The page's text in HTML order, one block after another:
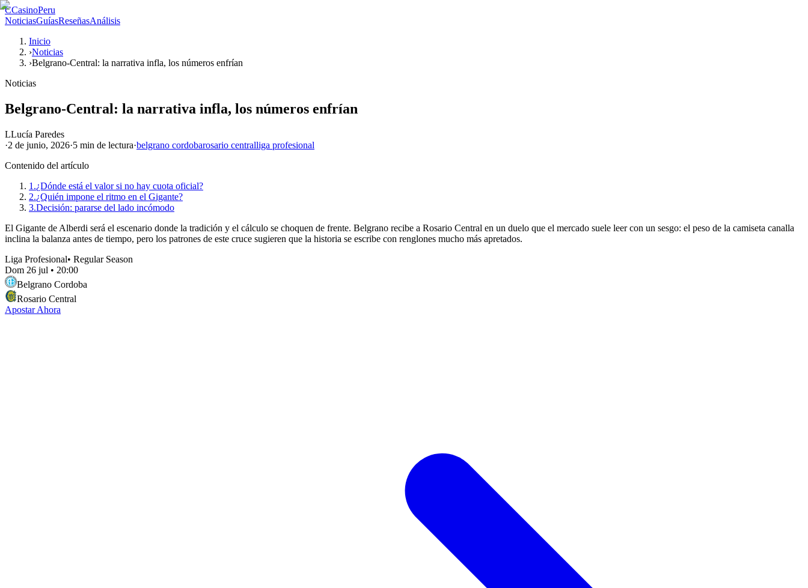
CCasinoPeru
NoticiasGuíasReseñasAnálisis
Inicio
›Noticias
›Belgrano-Central: la narrativa infla, los números enfrían
Noticias
Belgrano-Central: la narrativa infla, los números enfrían
LLucía Paredes
·2 de junio, 2026·5 min de lectura·belgrano cordobarosario centralliga profesional
Contenido del artículo
1.¿Dónde está el valor si no hay cuota oficial?
2.¿Quién impone el ritmo en el Gigante?
3.Decisión: pararse del lado incómodo
El Gigante de Alberdi será el escenario donde la tradición y el cálculo se choquen de frente. Belgrano recibe a Rosario Central en un duelo que el mercado suele leer con un sesgo: el peso de la camiseta canalla
inclina la balanza antes de tiempo, pero los patrones de este cruce sugieren que la historia se escribe con renglones mucho más apretados.
Liga Profesional• Regular Season
Dom 26 jul • 20:00
Belgrano Cordoba
Rosario Central
Apostar Ahora